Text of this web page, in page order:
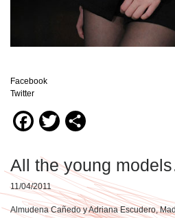
Facebook
Twitter
Facebook
Twitter
All the young
11/04/2011
Almudena Cañedo y Adriana Escudero,